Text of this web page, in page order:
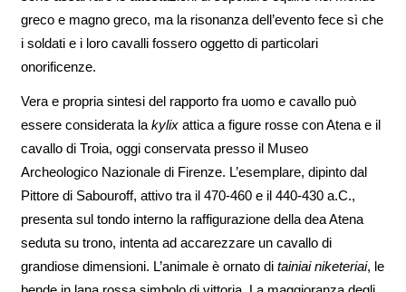
greco e magno greco, ma la risonanza dell’evento fece sì che
i soldati e i loro cavalli fossero oggetto di particolari
onorificenze.
Vera e propria sintesi del rapporto fra uomo e cavallo può
essere considerata la kylixattica a figure rosse con Atena e il
cavallo di Troia, oggi conservata presso il Museo
Archeologico Nazionale di Firenze. L’esemplare, dipinto dal
Pittore di Sabouroff, attivo tra il 470-460 e il 440-430 a.C.,
presenta sul tondo interno la raffigurazione della dea Atena
seduta su trono, intenta ad accarezzare un cavallo di
grandiose dimensioni. L’animale è ornato di tainiai niketeriai, le